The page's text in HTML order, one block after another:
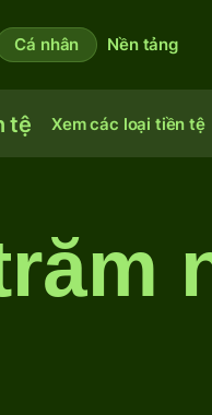
Cá nhân Nền tảng
tệ Xem các loại tiền tệ